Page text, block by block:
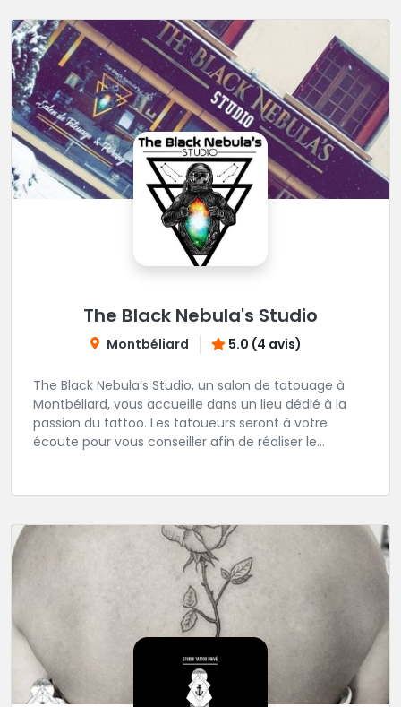
The Black Nebula's Studio
Montbéliard 5.0 (4 avis)
The Black Nebula’s Studio, un salon de tatouage à
Montbéliard, vous accueille dans un lieu dédié à la
passion du tattoo. Les tatoueurs seront à votre
écoute pour vous conseiller afin de réaliser le